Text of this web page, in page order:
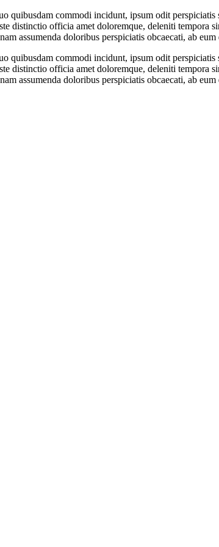
commodi incidunt, ipsum odit
distinctio officia amet doloremque, deleniti tempora
assumenda doloribus perspiciatis obcaecati, ab
commodi incidunt, ipsum odit
distinctio officia amet doloremque, deleniti tempora
assumenda doloribus perspiciatis obcaecati, ab